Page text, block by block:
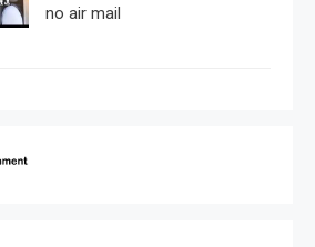
no air mail